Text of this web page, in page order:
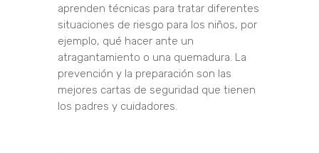
aprenden técnicas para tratar diferentes
situaciones de riesgo para los niños, por
ejemplo, qué hacer ante un
atragantamiento o una quemadura. La
prevención y la preparación son las
mejores cartas de seguridad que tienen
los padres y cuidadores.